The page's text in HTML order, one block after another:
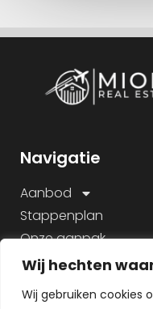
Wij hechten
Wij gebruiken cookies
Navigatie
Aanbod
Stappenplan
Onze aanpak
Over ons